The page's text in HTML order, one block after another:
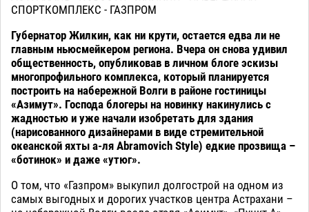
СПОРТКОМПЛЕКС - ГАЗПРОМ
Губернатор Жилкин, как ни крути, остается едва ли не
главным ньюсмейкером региона. Вчера он снова удивил
общественность, опубликовав в личном блоге эскизы
многопрофильного комплекса, который планируется
построить на набережной Волги в районе гостиницы
«Азимут». Господа блогеры на новинку накинулись с
жадностью и уже начали изобретать для здания
(нарисованного дизайнерами в виде стремительной
океанской яхты а-ля Abramovich Style) едкие прозвища –
«ботинок» и даже «утюг».
О том, что «Газпром» выкупил долгострой на одном из
самых выгодных и дорогих участков центра Астрахани –